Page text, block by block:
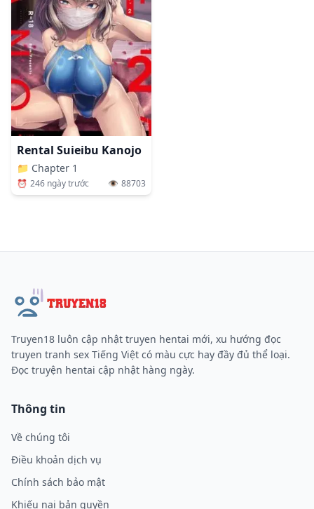
Rental Suieibu Kanojo
📁 Chapter 1
⏰ 246 ngày trước 👁️ 88703
Truyen18 luôn cập nhật truyen hentai mới, xu hướng đọc
truyen tranh sex Tiếng Việt có màu cực hay đầy đủ thể loại.
Đọc truyện hentai cập nhật hàng ngày.
Thông tin
Về chúng tôi
Điều khoản dịch vụ
Chính sách bảo mật
Khiếu nại bản quyền